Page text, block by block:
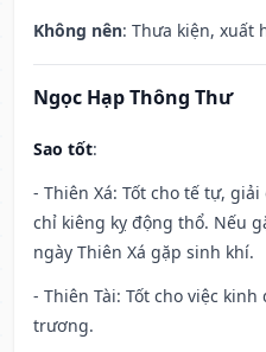
Không nên: Thưa kiện, xuất
Ngọc Hạp Thông Thư
Sao tốt:
- Thiên Xá: Tốt cho tế tự,
chỉ kiêng kỵ động thổ. Nếu
ngày Thiên Xá gặp sinh khí.
- Thiên Tài: Tốt cho việc
trương.